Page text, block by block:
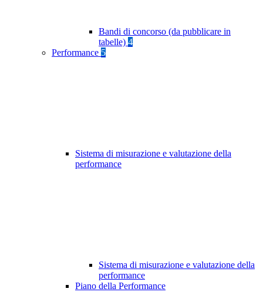
Bandi di concorso (da pubblicare in
tabelle) 4
Performance 5
Sistema di misurazione e valutazione della
performance
Sistema di misurazione e valutazione della
performance
Piano della Performance